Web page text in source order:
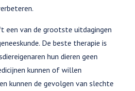
een van de grootste uitdagingen
De beste therapie is
hun dieren geen
kunnen of willen
kunnen de gevolgen van slechte